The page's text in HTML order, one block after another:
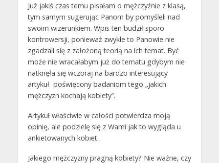
Już jakiś czas temu pisałam o mężczyźnie z klasą,
tym samym sugerując Panom by pomyśleli nad
swoim wizerunkiem. Wpis ten budził sporo
kontrowersji, ponieważ zwykle to Panowie nie
zgadzali się z założoną teorią na ich temat. Być
może nie wracałabym już do tematu gdybym nie
natknęła się wczoraj na bardzo interesujący
artykuł poświęcony badaniom tego „jakich
mężczyzn kochają kobiety”.
Artykuł właściwie w całości potwierdza moją
opinię, ale podzielę się z Wami jak to wygląda u
ankietowanych kobiet.
Jakiego mężczyzny pragną kobiety? Nie ważne, czy